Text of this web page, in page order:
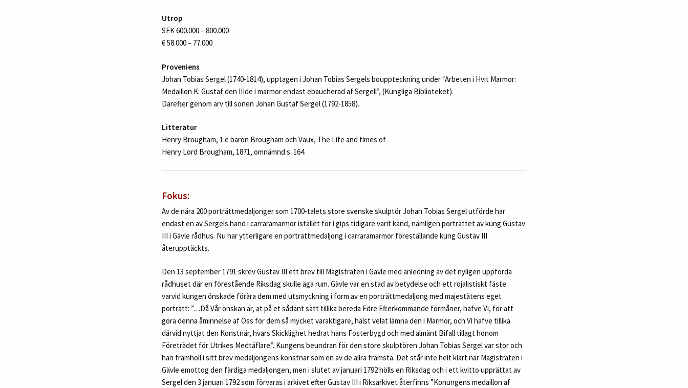
Utrop
SEK 600.000 – 800.000
€ 58.000 – 77.000
Proveniens
Johan Tobias Sergel (1740-1814), upptagen i Johan Tobias Sergels bouppteckning under “Arbeten i Hvit Marmor:
Medaillon K: Gustaf den IIIde i marmor endast ebaucherad af Sergell”, (Kungliga Biblioteket).
Därefter genom arv till sonen Johan Gustaf Sergel (1792-1858).
Litteratur
Henry Brougham, 1:e baron Brougham och Vaux, The Life and times of
Henry Lord Brougham, 1871, omnämnd s. 164.
Fokus:
Av de nära 200 porträttmedaljonger som 1700-talets store svenske skulptör Johan Tobias Sergel utförde har
endast en av Sergels hand i carraramarmor istället för i gips tidigare varit känd, nämligen porträttet av kung Gustav
III i Gävle rådhus. Nu har ytterligare en porträttmedaljong i carraramarmor föreställande kung Gustav III
återupptäckts.
Den 13 september 1791 skrev Gustav III ett brev till Magistraten i Gävle med anledning av det nyligen uppförda
rådhuset där en förestående Riksdag skulle äga rum. Gävle var en stad av betydelse och ett rojalistiskt fäste
varvid kungen önskade förära dem med utsmyckning i form av en porträttmedaljong med majestätens eget
porträtt: ”…Då Vår önskan är, at på et sådant sätt tillika bereda Edre Efterkommande förmåner, hafve Vi, för att
göra denna åminnelse af Oss för dem så mycket varaktigare, hälst velat lämna den i Marmor, och Vi hafve tillika
därvid nyttjat den Konstnär, hvars Skicklighet hedrat hans Fosterbygd och med almänt Bifall tillagt honom
Företrädet för Utrikes Medtäflare.”. Kungens beundran för den store skulptören Johan Tobias Sergel var stor och
han framhöll i sitt brev medaljongens konstnär som en av de allra främsta. Det står inte helt klart när Magistraten i
Gävle emottog den färdiga medaljongen, men i slutet av januari 1792 hölls en Riksdag och i ett kvitto upprättat av
Sergel den 3 januari 1792 som förvaras i arkivet efter Gustav III i Riksarkivet återfinns ”Konungens medaillon af